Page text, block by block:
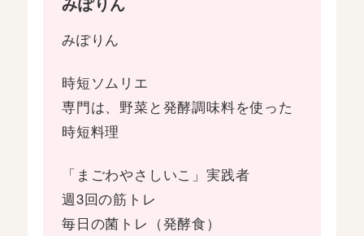
みぽりん
時短ソムリエ
専門は、野菜と発酵調味料を使った
時短料理
「まごわやさしいこ」実践者
週3回の筋トレ
毎日の菌トレ（発酵食）